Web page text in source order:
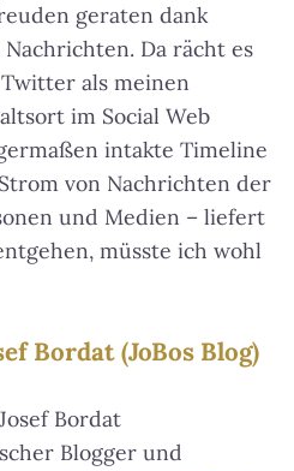
geraten dank
Da rächt es
als meinen
im Social Web
intakte Timeline
von Nachrichten der
und Medien – liefert
müsste ich wohl
Bordat (JoBos Blog)
Bordat
Blogger und